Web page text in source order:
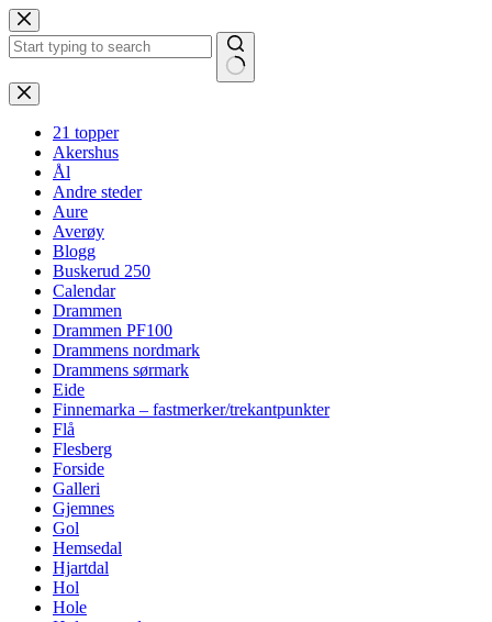
Hopp
til
innholdet
Ingen
resultater
21 topper
Akershus
Ål
Andre steder
Aure
Averøy
Blogg
Buskerud 250
Calendar
Drammen
Drammen PF100
Drammens nordmark
Drammens sørmark
Eide
Finnemarka – fastmerker/trekantpunkter
Flå
Flesberg
Forside
Galleri
Gjemnes
Gol
Hemsedal
Hjartdal
Hol
Hole